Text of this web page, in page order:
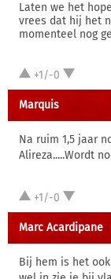
Laten we het
vrees dat hij het
momenteel nog
+1/-0
Marquis
Na ruim 1,5 jaar
Alireza.....Wordt
+1/-0
Marc Acardipane
Bij hem is het